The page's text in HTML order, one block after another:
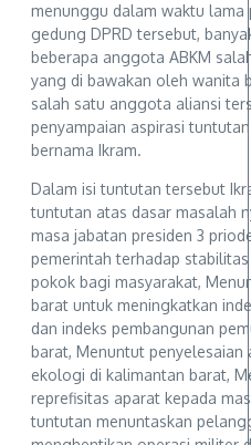
menunggu dalam waktu lama
gedung DPRD tersebut,
beberapa anggota ABKM
yang di bawakan oleh wanita
salah satu anggota aliansi
penyampaian aspirasi
bernama Ikram.
Dalam isi tuntutan tersebut
tuntutan atas dasar masalah
masa jabatan presiden 3
pemerintah terhadap
pokok bagi masyarakat,
barat untuk meningkatkan
dan indeks pembangunan
barat, Menuntut
ekologi di kalimantan barat,
reprefisitas aparat kepada
tuntutan menuntaskan